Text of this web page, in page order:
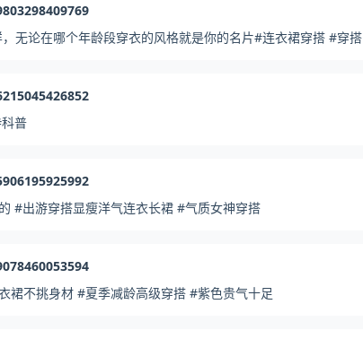
无论在哪个年龄段穿衣的风格就是你的名片#连衣裙穿搭 #穿搭
普
#出游穿搭显瘦洋气连衣长裙 #气质女神穿搭
裙不挑身材 #夏季减龄高级穿搭 #紫色贵气十足